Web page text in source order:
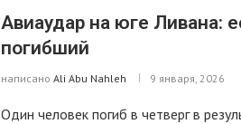
Авиаудар на юге Ливана:
погибший
написано Ali Abu Nahleh 9 января, 2026
Один человек погиб в четверг в